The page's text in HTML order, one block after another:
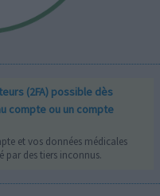
(2FA) possible dès
compte ou un compte
et vos données médicales
des tiers inconnus.